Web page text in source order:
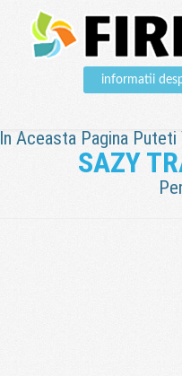
informatii
In Aceasta Pagina
SAZY